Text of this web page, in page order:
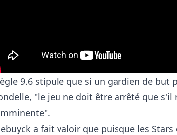
9.6 stipule que si un gardien de but
"le jeu ne doit être arrêté que
a fait valoir que puisque les